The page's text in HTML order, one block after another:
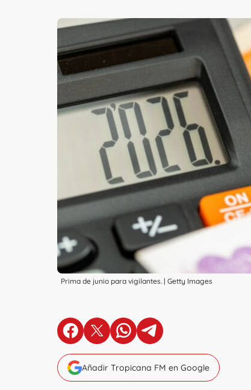
Prima de junio para vigilantes. | Getty Images
en Facebook
en X en Whatsapp
en Telegram
Añadir Tropicana FM en Google